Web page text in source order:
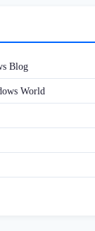
Blog
World